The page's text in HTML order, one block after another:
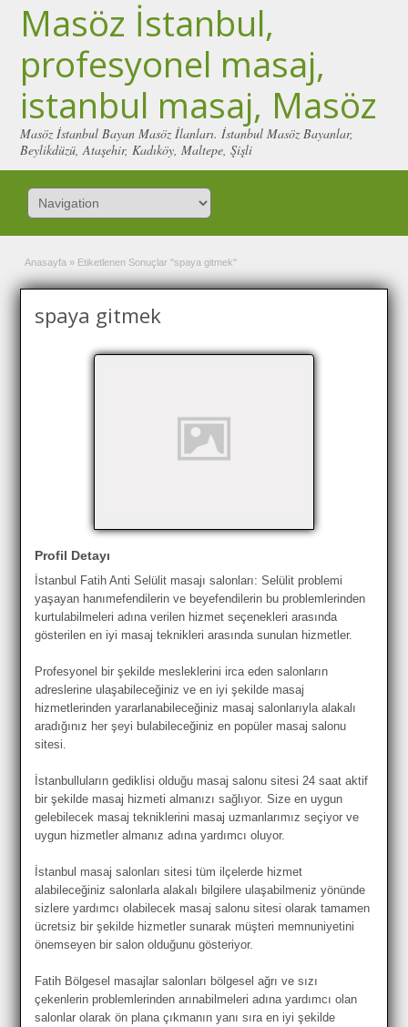
Masöz İstanbul,
profesyonel masaj,
istanbul masaj, Masöz
Masöz İstanbul Bayan Masöz İlanları. İstanbul Masöz Bayanlar,
Beylikdüzü, Ataşehir, Kadıköy, Maltepe, Şişli
Anasayfa » Etiketlenen Sonuçlar "spaya gitmek"
spaya gitmek
Profil Detayı
İstanbul Fatih Anti Selülit masajı salonları: Selülit problemi
yaşayan hanımefendilerin ve beyefendilerin bu problemlerinden
kurtulabilmeleri adına verilen hizmet seçenekleri arasında
gösterilen en iyi masaj teknikleri arasında sunulan hizmetler.
Profesyonel bir şekilde mesleklerini irca eden salonların
adreslerine ulaşabileceğiniz ve en iyi şekilde masaj
hizmetlerinden yararlanabileceğiniz masaj salonlarıyla alakalı
aradığınız her şeyi bulabileceğiniz en popüler masaj salonu
sitesi.
İstanbulluların gediklisi olduğu masaj salonu sitesi 24 saat aktif
bir şekilde masaj hizmeti almanızı sağlıyor. Size en uygun
gelebilecek masaj tekniklerini masaj uzmanlarımız seçiyor ve
uygun hizmetler almanız adına yardımcı oluyor.
İstanbul masaj salonları sitesi tüm ilçelerde hizmet
alabileceğiniz salonlarla alakalı bilgilere ulaşabilmeniz yönünde
sizlere yardımcı olabilecek masaj salonu sitesi olarak tamamen
ücretsiz bir şekilde hizmetler sunarak müşteri memnuniyetini
önemseyen bir salon olduğunu gösteriyor.
Fatih Bölgesel masajlar salonları bölgesel ağrı ve sızı
çekenlerin problemlerinden arınabilmeleri adına yardımcı olan
salonlar olarak ön plana çıkmanın yanı sıra en iyi şekilde